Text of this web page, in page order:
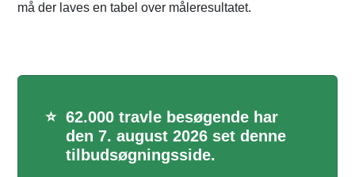
må der laves en tabel over måleresultatet.
⭐ 62.000 travle besøgende har
den 7. august 2026 set denne
tilbudsøgningsside.